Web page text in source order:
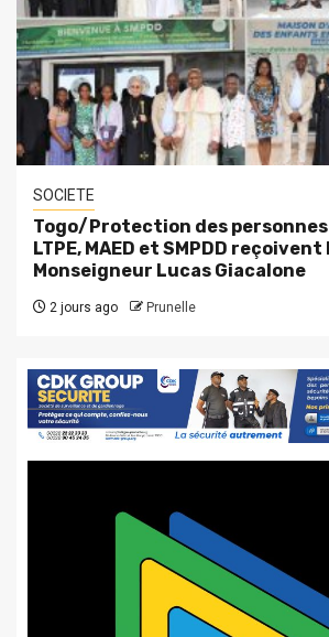
SOCIETE
Togo/Protection des
LTPE, MAED et SMPDD
Monseigneur Lucas Giacalone
2 jours ago Prunelle